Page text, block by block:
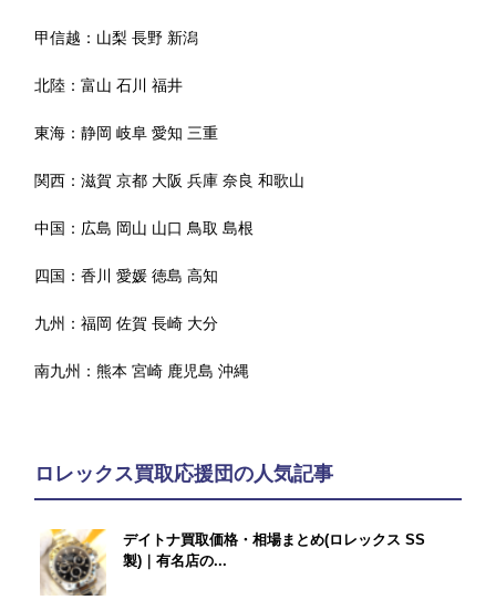
甲信越： 山梨 長野 新潟
北陸：富山 石川 福井
東海：静岡 岐阜 愛知 三重
関西：滋賀 京都 大阪 兵庫 奈良 和歌山
中国： 広島 岡山 山口 鳥取 島根
四国：香川 愛媛 徳島 高知
九州：福岡 佐賀 長崎 大分
南九州：熊本 宮崎 鹿児島 沖縄
ロレックス買取応援団の人気記事
デイトナ買取価格・相場まとめ(ロレックス SS
製)｜有名店の...